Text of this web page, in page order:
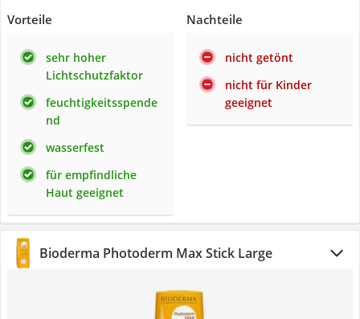
Vorteile
sehr hoher
Lichtschutzfaktor
feuchtigkeitsspende
nd
wasserfest
für empfindliche
Haut geeignet
Nachteile
nicht getönt
nicht für Kinder
geeignet
Bioderma Photoderm Max Stick Large